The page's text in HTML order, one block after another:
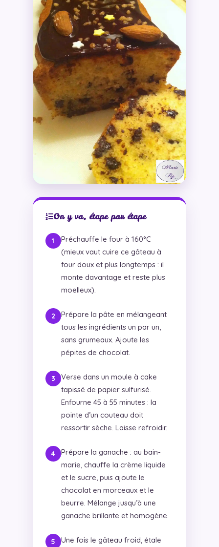
On y va, étape par étape
Préchauffe le four à 160°C
(mieux vaut cuire ce gâteau à
four doux et plus longtemps : il
monte davantage et reste plus
moelleux).
Prépare la pâte en mélangeant
tous les ingrédients un par un,
sans grumeaux. Ajoute les
pépites de chocolat.
Verse dans un moule à cake
tapissé de papier sulfurisé.
Enfourne 45 à 55 minutes : la
pointe d’un couteau doit
ressortir sèche. Laisse refroidir.
Prépare la ganache : au bain-
marie, chauffe la crème liquide
et le sucre, puis ajoute le
chocolat en morceaux et le
beurre. Mélange jusqu’à une
ganache brillante et homogène.
Une fois le gâteau froid, étale